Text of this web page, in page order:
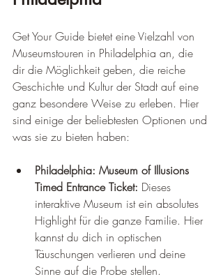
Get Your Guide bietet eine Vielzahl von
Museumstouren in Philadelphia an, die
dir die Möglichkeit geben, die reiche
Geschichte und Kultur der Stadt auf eine
ganz besondere Weise zu erleben. Hier
sind einige der beliebtesten Optionen und
was sie zu bieten haben:
Philadelphia: Museum of Illusions
Timed Entrance Ticket: Dieses
interaktive Museum ist ein absolutes
Highlight für die ganze Familie. Hier
kannst du dich in optischen
Täuschungen verlieren und deine
Sinne auf die Probe stellen.